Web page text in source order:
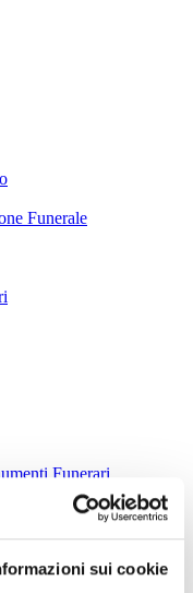
sui cookie
Funerale
Funerari